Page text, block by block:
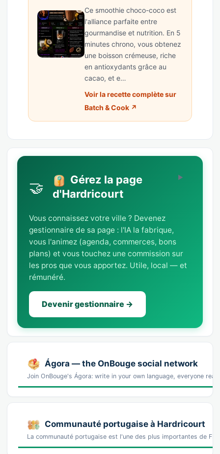
Ce smoothie choco-coco est
l'alliance parfaite entre
gourmandise et nutrition. En 5
minutes chrono, vous obtenez
une boisson crémeuse, riche
en antioxydants grâce au
cacao, et e…
Voir la recette complète sur
Batch & Cook ↗
🤝
Gérez la page
d'Hardricourt
Vous connaissez votre ville ? Devenez
gestionnaire de sa page : l'IA la fabrique,
vous l'animez (agenda, commerces, bons
plans) et vous touchez une commission sur
les pros que vous apportez. Utile, local — et
rémunéré.
Devenir gestionnaire →
Ágora — the OnBouge social network
Join OnBouge's Ágora: write in your own language, everyone
Communauté portugaise à Hardricourt
La communauté portugaise est l'une des plus importantes de